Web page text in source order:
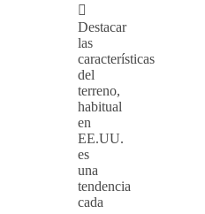

Destacar
las
características
del
terreno,
habitual
en
EE.UU.
es
una
tendencia
cada